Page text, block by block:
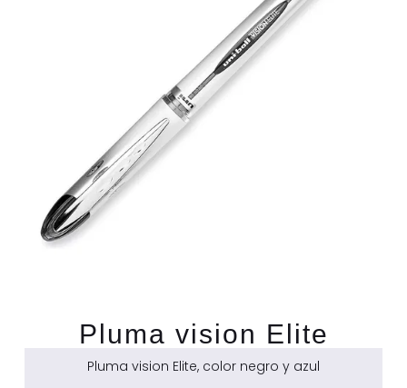
Pluma vision Elite
Pluma vision Elite, color negro y azul